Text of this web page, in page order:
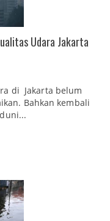
Udara Jakarta
di Jakarta belum
Bahkan kembali